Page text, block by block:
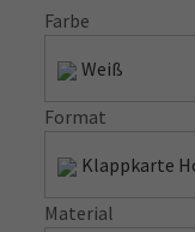
Farbe
Weiß
Format
Klappkarte
Material